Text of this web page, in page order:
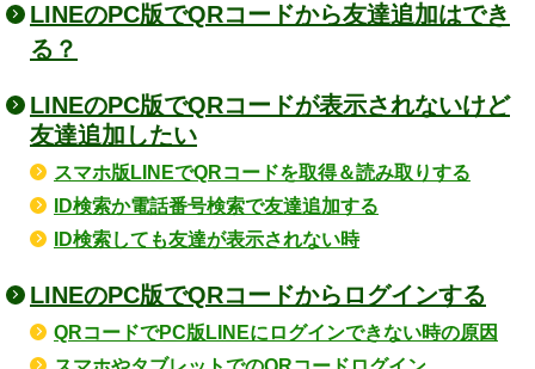
LINEのPC版でQRコードから友達追加はでき
る？
LINEのPC版でQRコードが表示されないけど
友達追加したい
スマホ版LINEでQRコードを取得＆読み取りする
ID検索か電話番号検索で友達追加する
ID検索しても友達が表示されない時
LINEのPC版でQRコードからログインする
QRコードでPC版LINEにログインできない時の原因